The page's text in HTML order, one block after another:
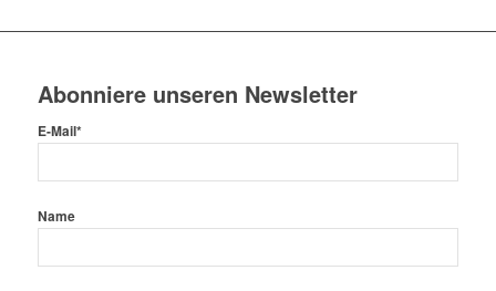
Abonniere unseren Newsletter
E-Mail*
Name